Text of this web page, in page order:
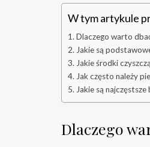
W tym artykule
Dlaczego warto
Jakie są
Jakie środki
Jak często należy
Jakie są
Dlaczego